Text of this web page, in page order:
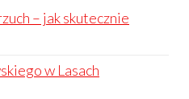
– jak skutecznie
w Lasach